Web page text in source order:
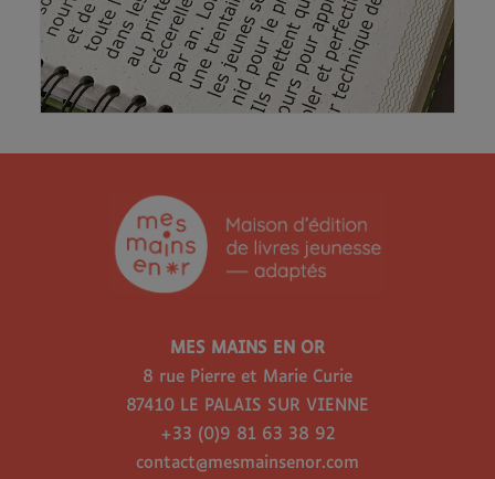
MES MAINS EN OR
8 rue Pierre et Marie Curie
87410 LE PALAIS SUR VIENNE
+33 (0)9 81 63 38 92
contact@mesmainsenor.com